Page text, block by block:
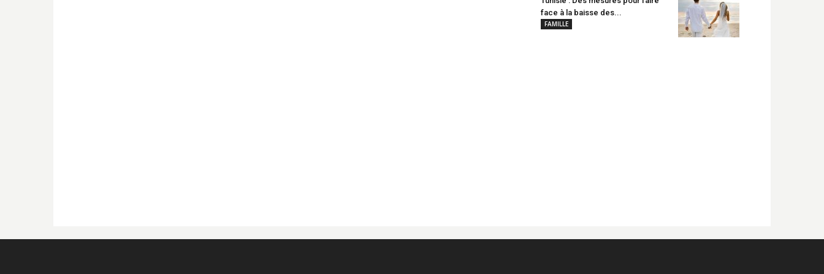
face à la baisse des...
FAMILLE